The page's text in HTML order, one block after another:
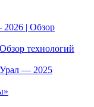
2026 | Обзор
технологий
Урал — 2025